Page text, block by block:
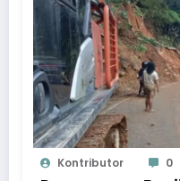
Kontributor 0